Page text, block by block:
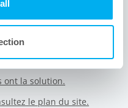
nous ?
industries auxquelles
ont la solution.
le plan du site.